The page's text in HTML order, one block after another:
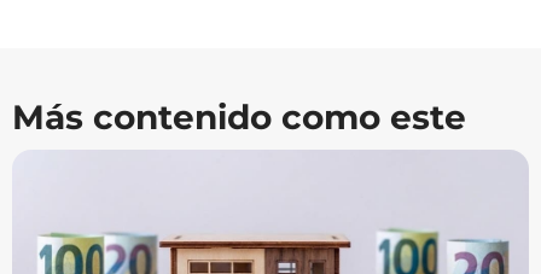
Más contenido como este